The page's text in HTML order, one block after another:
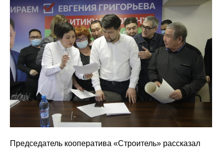
Председатель кооператива «Строитель» рассказал